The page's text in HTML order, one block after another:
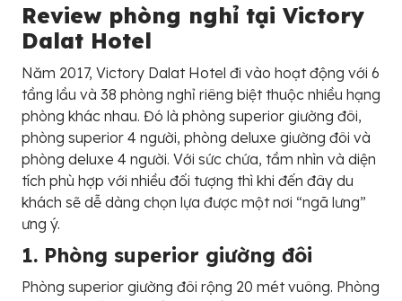
Review phòng nghỉ tại Victory
Dalat Hotel
Năm 2017, Victory Dalat Hotel đi vào hoạt động với 6
tầng lầu và 38 phòng nghỉ riêng biệt thuộc nhiều hạng
phòng khác nhau. Đó là phòng superior giường đôi,
phòng superior 4 người, phòng deluxe giường đôi và
phòng deluxe 4 người. Với sức chứa, tầm nhìn và diện
tích phù hợp với nhiều đối tượng thì khi đến đây du
khách sẽ dễ dàng chọn lựa được một nơi “ngã lưng”
ưng ý.
1. Phòng superior giường đôi
Phòng superior giường đôi rộng 20 mét vuông. Phòng